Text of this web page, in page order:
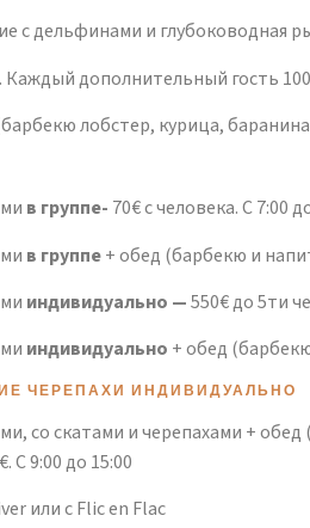
с дельфинами и глубоководная
Каждый дополнительный гость
лобстер, курица,
в группе- 70€ с человека. С 7:00
в группе+ обед (барбекю и
индивидуально —550€ до 5ти
индивидуально + обед
ЧЕРЕПАХИ ИНДИВИДУАЛЬНО
со скатами и черепахами +
С 9:00 до 15:00
или с Flic en Flac